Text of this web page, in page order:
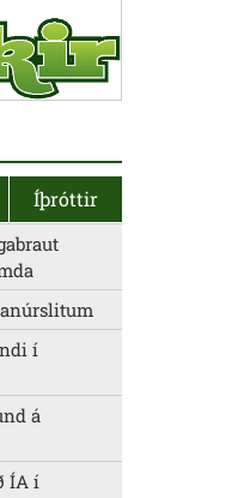
Íþróttir
í
á
ÍA í